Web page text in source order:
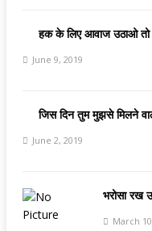
हक के लिए आवाज उठाओ तो
June 9, 2019
जिस दिन तुम मुझसे मिलने
June 2, 2019
भरोसा रख
March